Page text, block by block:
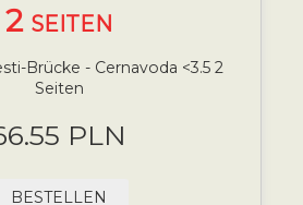
2 SEITEN
Brücke - Cernavoda <3.5 2
Seiten
PLN
BESTELLEN